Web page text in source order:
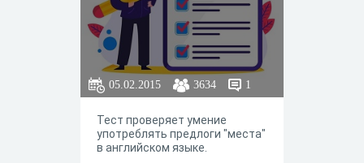
05.02.2015 3634 1
Тест проверяет умение
употреблять предлоги "места"
в английском языке.